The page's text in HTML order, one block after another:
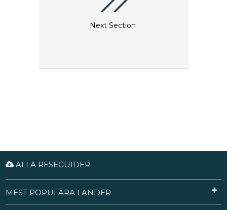
Next Section
ALLA RESEGUIDER
MEST POPULÄRA LÄNDER